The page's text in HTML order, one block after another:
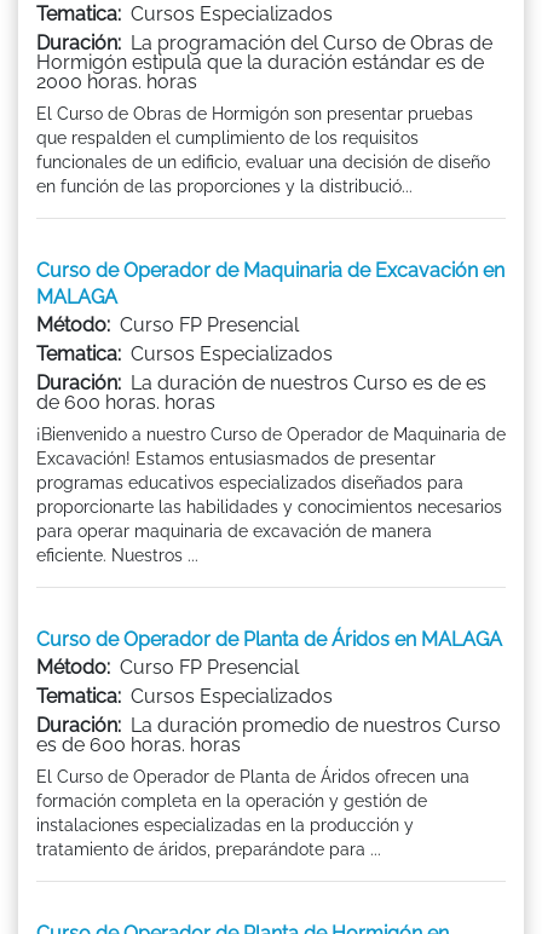
Tematica: Cursos Especializados
Duración: La programación del Curso de Obras de
Hormigón estipula que la duración estándar es de
2000 horas. horas
El Curso de Obras de Hormigón son presentar pruebas
que respalden el cumplimiento de los requisitos
funcionales de un edificio, evaluar una decisión de diseño
en función de las proporciones y la distribució...
Curso de Operador de Maquinaria de Excavación en
MALAGA
Método: Curso FP Presencial
Tematica: Cursos Especializados
Duración: La duración de nuestros Curso es de es
de 600 horas. horas
¡Bienvenido a nuestro Curso de Operador de Maquinaria de
Excavación! Estamos entusiasmados de presentar
programas educativos especializados diseñados para
proporcionarte las habilidades y conocimientos necesarios
para operar maquinaria de excavación de manera
eficiente. Nuestros ...
Curso de Operador de Planta de Áridos en MALAGA
Método: Curso FP Presencial
Tematica: Cursos Especializados
Duración: La duración promedio de nuestros Curso
es de 600 horas. horas
El Curso de Operador de Planta de Áridos ofrecen una
formación completa en la operación y gestión de
instalaciones especializadas en la producción y
tratamiento de áridos, preparándote para ...